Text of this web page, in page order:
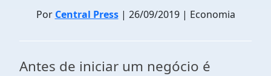
Por Central Press| 26/09/2019 | Economia
Antes de iniciar um negócio é